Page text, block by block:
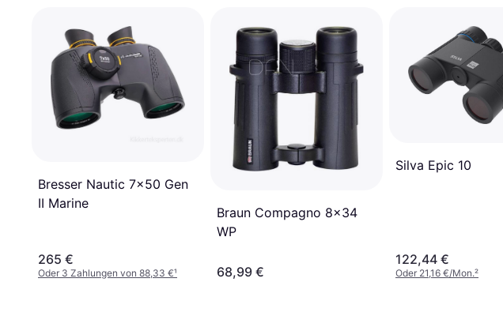
Bresser Nautic 7x50 Gen
II Marine
265 €
Oder 3 Zahlungen von 88,33 €¹
Braun Compagno 8x34
WP
68,99 €
Silva Epic 10
122,44 €
Oder 21,16 €/Mon.²